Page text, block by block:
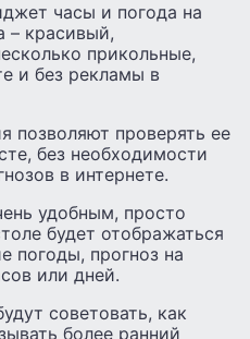
часы и погода на
– красивый,
прикольные,
и без рекламы в
позволяют проверять ее
без необходимости
в интернете.
удобным, просто
будет отображаться
погоды, прогноз на
или дней.
советовать, как
более ранний